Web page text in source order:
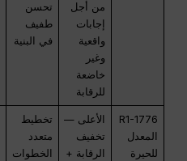
من أجل
إجابات
واقعية
وغير
خاضعة
للرقابة
تحسن
طفيف
في البنية
R1-1776
المعدل
للحيرة
الأعلى —
تخفيف
الرقابة +
تخطيط
متعدد
الخطوات